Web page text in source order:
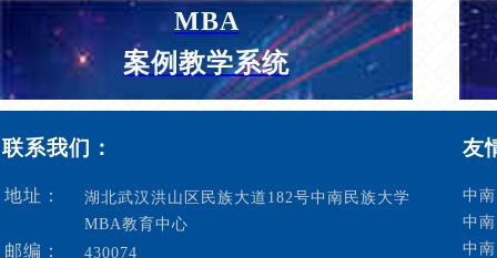
MBA
案例教学系统
联系我们：
地址：
湖北武汉洪山区民族大道182号中南民族大学
MBA教育中心
邮编： 430074
友
中
中
中